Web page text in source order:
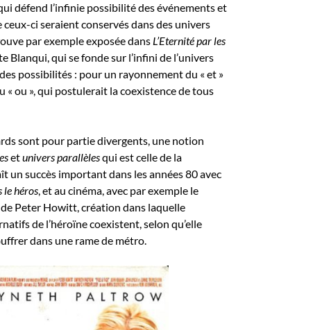
défend l’infinie possibilité des événements et
ceux-ci seraient conservés dans des univers
par exemple exposée dans L’Eternité par les
Blanqui, qui se fonde sur l’infini de l’univers
possibilités : pour un rayonnement du « et »
« ou », qui postulerait la coexistence de tous
sont pour partie divergents, une notion
etunivers parallèlesqui est celle de la
un succès important dans les années 80 avec
le héros, et au cinéma, avec par exemple le
Peter Howitt, création dans laquelle
de l’héroïne coexistent, selon qu’elle
dans une rame de métro.